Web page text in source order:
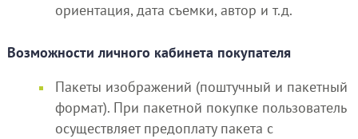
ориентация, дата съемки, автор и т.д.
Возможности личного кабинета покупателя
Пакеты изображений (поштучный и пакетный
формат). При пакетной покупке пользователь
осуществляет предоплату пакета с